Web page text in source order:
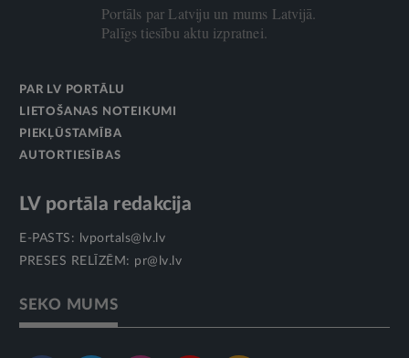
Portāls par Latviju un mums Latvijā.
Palīgs tiesību aktu izpratnei.
PAR LV PORTĀLU
LIETOŠANAS NOTEIKUMI
PIEKĻŪSTAMĪBA
AUTORTIESĪBAS
LV portāla redakcija
E-PASTS:
lvportals@lv.lv
PRESES RELĪZĒM: pr@lv.lv
SEKO MUMS